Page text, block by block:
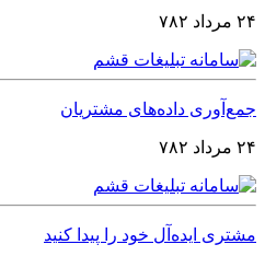
۲۴ مرداد ۷۸۲
جمع‌آوری داده‌های مشتریان
۲۴ مرداد ۷۸۲
مشتری ایده‌آل خود را پیدا کنید